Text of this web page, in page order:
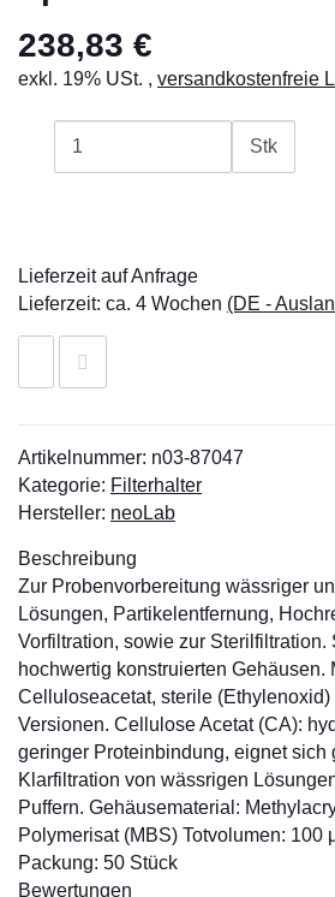
238,83 €
exkl. 19% USt. , versandkostenfreie
Stk
Lieferzeit auf Anfrage
Lieferzeit: ca. 4 Wochen (DE -
Artikelnummer: n03-87047
Kategorie: Filterhalter
Hersteller: neoLab
Beschreibung
Zur Probenvorbereitung wässriger
Lösungen, Partikelentfernung,
Vorfiltration, sowie zur Sterilfiltration.
hochwertig konstruierten Gehäusen.
Celluloseacetat, sterile
Versionen. Cellulose Acetat (CA):
geringer Proteinbindung, eignet sich
Klarfiltration von wässrigen
Puffern. Gehäusematerial:
Polymerisat (MBS) Totvolumen: 100
Packung: 50 Stück
Bewertungen